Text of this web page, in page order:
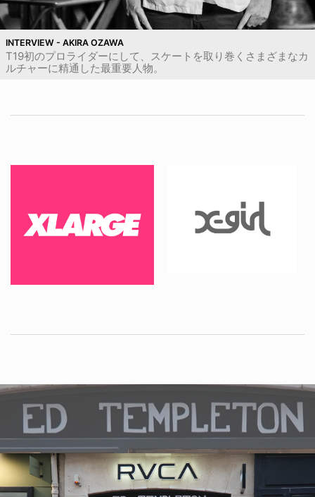
INTERVIEW - AKIRA OZAWA
T19初のプロライダーにして、スケートを取り巻くさまざまなカ
ルチャーに精通した最重要人物。